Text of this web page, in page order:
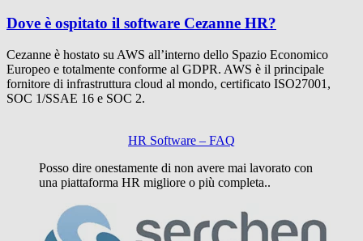
Dove è ospitato il software Cezanne HR?
Cezanne è hostato su AWS all’interno dello Spazio Economico
Europeo e totalmente conforme al GDPR. AWS è il principale
fornitore di infrastruttura cloud al mondo, certificato ISO27001,
SOC 1/SSAE 16 e SOC 2.
HR Software – FAQ
Posso dire onestamente di non avere mai lavorato con
una piattaforma HR migliore o più completa..